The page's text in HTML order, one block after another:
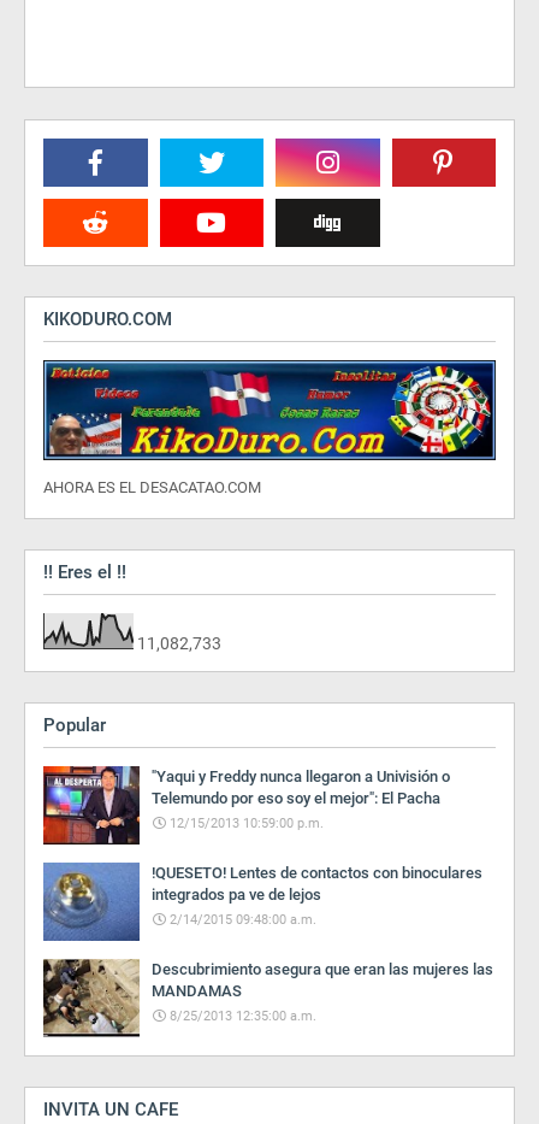
KIKODURO.COM
AHORA ES EL DESACATAO.COM
!! Eres el !!
11,082,733
Popular
"Yaqui y Freddy nunca llegaron a Univisión o
Telemundo por eso soy el mejor": El Pacha
12/15/2013 10:59:00 p.m.
!QUESETO! Lentes de contactos con binoculares
integrados pa ve de lejos
2/14/2015 09:48:00 a.m.
Descubrimiento asegura que eran las mujeres las
MANDAMAS
8/25/2013 12:35:00 a.m.
INVITA UN CAFE